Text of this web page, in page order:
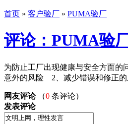
首页 » 客户验厂 » PUMA验厂
评论：PUMA验
为防止工厂出现健康与安全方面的
意外的风险 2、减少错误和修正
网友评论（0 条评论）
发表评论